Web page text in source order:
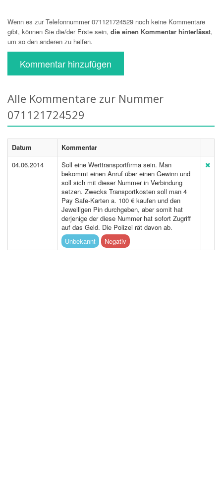
Wenn es zur Telefonnummer 071121724529 noch keine Kommentare
gibt, können Sie die/der Erste sein, die einen Kommentar hinterlässt,
um so den anderen zu helfen.
Kommentar hinzufügen
Alle Kommentare zur Nummer
071121724529
Datum
Kommentar
04.06.2014
Soll eine Werttransportfirma sein. Man
bekommt einen Anruf über einen Gewinn und
soll sich mit dieser Nummer in Verbindung
setzen. Zwecks Transportkosten soll man 4
Pay Safe-Karten a. 100 € kaufen und den
Jeweiligen Pin durchgeben, aber somit hat
derjenige der diese Nummer hat sofort Zugriff
auf das Geld. Die Polizei rät davon ab.
Unbekannt
Negativ